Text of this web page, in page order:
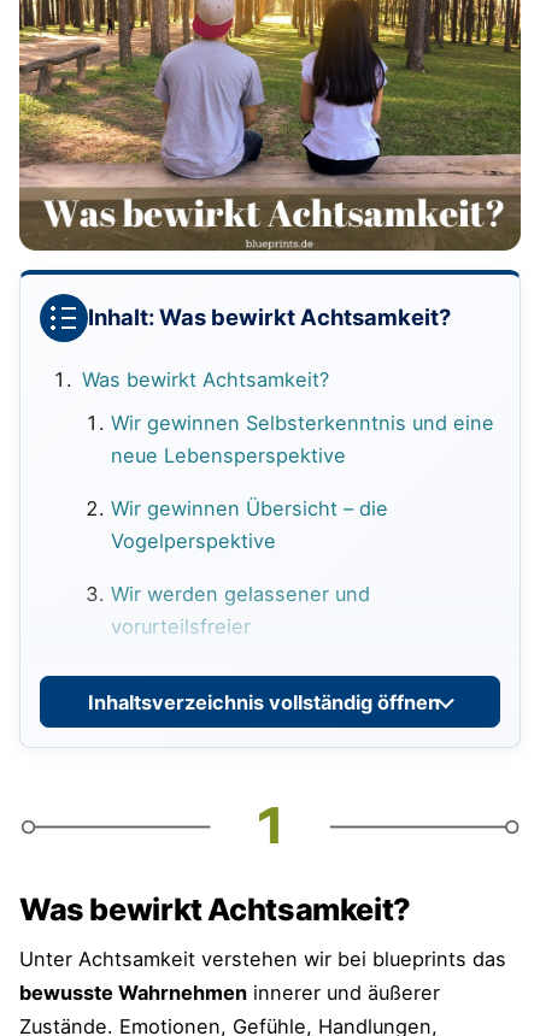
Inhalt: Was bewirkt Achtsamkeit?
Was bewirkt Achtsamkeit?
Wir gewinnen Selbsterkenntnis und eine
neue Lebensperspektive
Wir gewinnen Übersicht – die
Vogelperspektive
Wir werden gelassener und
vorurteilsfreier
Wir nehmen Negatives unerschrockener
wahr
Stärkung der Resilienz
Achtsamkeit für die Gesundheit
Weitere positive Wirkungen der
Achtsamkeit bei Leser:innen
Inhaltsverzeichnis vollständig öffnen
Was bewirkt Achtsamkeit?
Unter Achtsamkeit verstehen wir bei blueprints das
bewusste Wahrnehmen innerer und äußerer
Zustände. Emotionen, Gefühle, Handlungen,